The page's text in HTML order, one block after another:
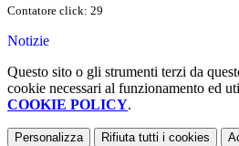
Contatore click: 29
Notizie
Questo sito o gli strumenti terzi da
cookie necessari al funzionamento ed
COOKIE POLICY.
Personalizza Rifiuta tutti i cookies